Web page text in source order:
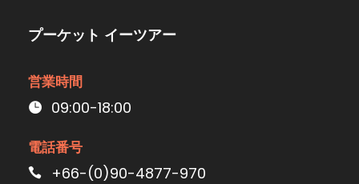
プーケット イーツアー
営業時間
09:00-18:00
電話番号
+66-(0)90-4877-970